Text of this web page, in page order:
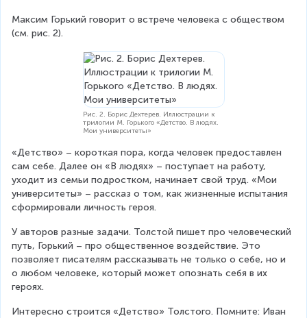
Максим Горький говорит о встрече человека с обществом
(см. рис. 2).
Рис. 2. Борис Дехтерев. Иллюстрации к
трилогии М. Горького «Детство. В людях.
Мои университеты»
«Детство» – короткая пора, когда человек предоставлен
сам себе. Далее он «В людях» – поступает на работу,
уходит из семьи подростком, начинает свой труд. «Мои
университеты» – рассказ о том, как жизненные испытания
сформировали личность героя.
У авторов разные задачи. Толстой пишет про человеческий
путь, Горький – про общественное воздействие. Это
позволяет писателям рассказывать не только о себе, но и
о любом человеке, который может опознать себя в их
героях.
Интересно строится «Детство» Толстого. Помните: Иван